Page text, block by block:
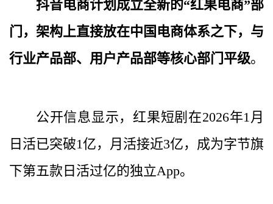
抖音电商计划成立全新的“红果电商”部
门，架构上直接放在中国电商体系之下，与
行业产品部、用户产品部等核心部门平级。
公开信息显示，红果短剧在2026年1月
日活已突破1亿，月活接近3亿，成为字节旗
下第五款日活过亿的独立App。